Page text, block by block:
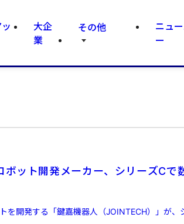
大企
業
その他
ニュ
ー
ット開発メーカー、シリーズCで
を開発する「鍵嘉機器人（JOINTECH）」が、